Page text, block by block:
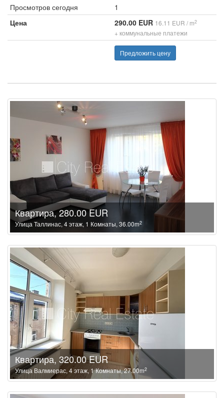
Просмотров сегодня
1
Цена
290.00 EUR 16.11 EUR / m2
+ коммунальные платежи
Предложить цену
Квартира, 280.00 EUR
Улица Таллинас, 4 этаж, 1 Комнаты, 36.00m2
Квартира, 320.00 EUR
Улица Валмиерас, 4 этаж, 1 Комнаты, 27.00m2